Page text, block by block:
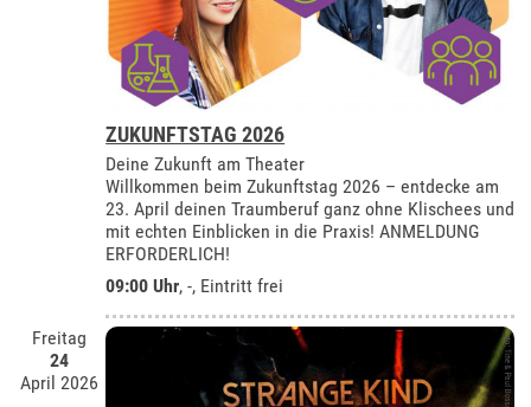
ZUKUNFTSTAG 2026
Deine Zukunft am Theater
Willkommen beim Zukunftstag 2026 – entdecke am
23. April deinen Traumberuf ganz ohne Klischees und
mit echten Einblicken in die Praxis! ANMELDUNG
ERFORDERLICH!
09:00 Uhr, -, Eintritt frei
Freitag
24
April 2026